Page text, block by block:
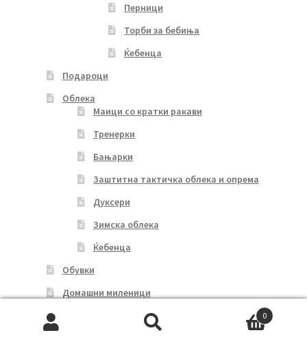
Перници
Торби за бебиња
Ќебенца
Подароци
Облека
Маици со кратки ракави
Тренерки
Бањарки
Заштитна тактичка облека и опрема
Дуксери
Зимска облека
Ќебенца
Обувки
Домашни миленици
Мој профил
0